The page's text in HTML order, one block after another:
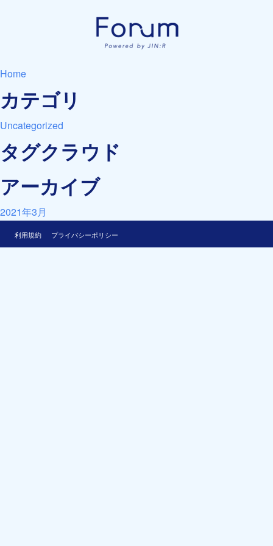
Home
カテゴリ
Uncategorized
タグクラウド
アーカイブ
2021年3月
利用規約 プライバシーポリシー